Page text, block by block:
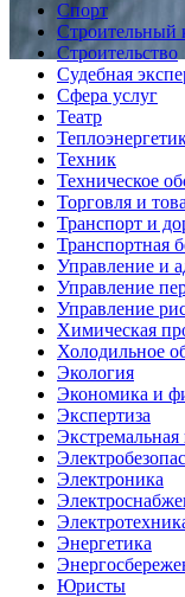
Спорт
Строительный
Строительство
Судебная
Сфера услуг
Театр
Техник
Техническое
Торговля и
Транспорт и
Транспортная
Управление и
Управление
Управление
Химическая
Холодильное
Экология
Экономика и
Экспертиза
Экстремальная
Электроника
Энергетика
Юристы